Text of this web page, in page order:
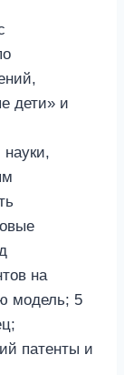
дети» и
на
модель; 5
патенты и